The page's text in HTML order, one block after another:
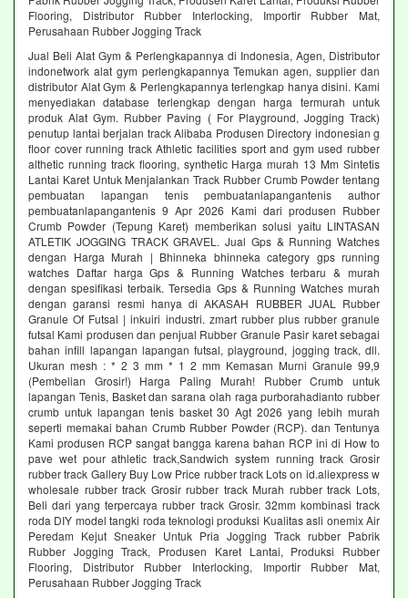
Flooring, Distributor Rubber Interlocking, Importir Rubber Mat,
Perusahaan Rubber Jogging Track
Jual Beli Alat Gym & Perlengkapannya di Indonesia, Agen, Distributor
indonetwork alat gym perlengkapannya Temukan agen, supplier dan
distributor Alat Gym & Perlengkapannya terlengkap hanya disini. Kami
menyediakan database terlengkap dengan harga termurah untuk
produk Alat Gym. Rubber Paving ( For Playground, Jogging Track)
penutup lantai berjalan track Alibaba Produsen Directory indonesian g
floor cover running track Athletic facilities sport and gym used rubber
althetic running track flooring, synthetic Harga murah 13 Mm Sintetis
Lantai Karet Untuk Menjalankan Track Rubber Crumb Powder tentang
pembuatan lapangan tenis pembuatanlapangantenis author
pembuatanlapangantenis 9 Apr 2026 Kami dari produsen Rubber
Crumb Powder (Tepung Karet) memberikan solusi yaitu LINTASAN
ATLETIK JOGGING TRACK GRAVEL. Jual Gps & Running Watches
dengan Harga Murah | Bhinneka bhinneka category gps running
watches Daftar harga Gps & Running Watches terbaru & murah
dengan spesifikasi terbaik. Tersedia Gps & Running Watches murah
dengan garansi resmi hanya di AKASAH RUBBER JUAL Rubber
Granule Of Futsal | inkuiri industri. zmart rubber plus rubber granule
futsal Kami produsen dan penjual Rubber Granule Pasir karet sebagai
bahan infill lapangan lapangan futsal, playground, jogging track, dll.
Ukuran mesh : * 2 3 mm * 1 2 mm Kemasan Murni Granule 99,9
(Pembelian Grosir!) Harga Paling Murah! Rubber Crumb untuk
lapangan Tenis, Basket dan sarana olah raga purborahadianto rubber
crumb untuk lapangan tenis basket 30 Agt 2026 yang lebih murah
seperti memakai bahan Crumb Rubber Powder (RCP). dan Tentunya
Kami produsen RCP sangat bangga karena bahan RCP ini di How to
pave wet pour athletic track,Sandwich system running track Grosir
rubber track Gallery Buy Low Price rubber track Lots on id.aliexpress w
wholesale rubber track Grosir rubber track Murah rubber track Lots,
Beli dari yang terpercaya rubber track Grosir. 32mm kombinasi track
roda DIY model tangki roda teknologi produksi Kualitas asli onemix Air
Peredam Kejut Sneaker Untuk Pria Jogging Track rubber Pabrik
Rubber Jogging Track, Produsen Karet Lantai, Produksi Rubber
Flooring, Distributor Rubber Interlocking, Importir Rubber Mat,
Perusahaan Rubber Jogging Track